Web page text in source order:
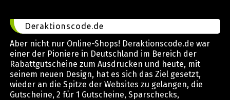
Deraktionscode.de
Aber nicht nur Online-Shops! Deraktionscode.de war
einer der Pioniere in Deutschland im Bereich der
Rabattgutscheine zum Ausdrucken und heute, mit
seinem neuen Design, hat es sich das Ziel gesetzt,
wieder an die Spitze der Websites zu gelangen, die
Gutscheine, 2 für 1 Gutscheine, Sparschecks,